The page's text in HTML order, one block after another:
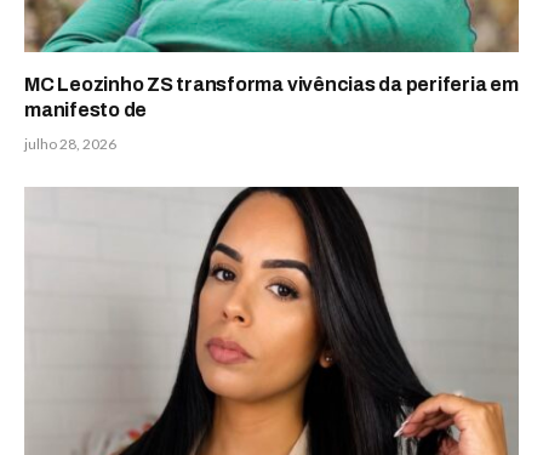
MC Leozinho ZS transforma vivências da periferia em
manifesto de
julho 28, 2026